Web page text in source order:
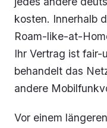
kosten. Innerhalb
Roam-like-at-
Ihr Vertrag ist fair-
behandelt das
andere
Vor einem